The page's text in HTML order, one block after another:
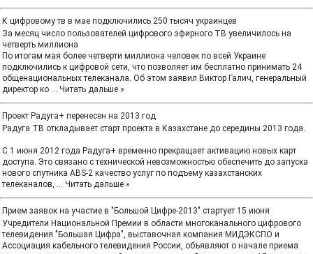
К цифровому тв в мае подключились 250 тысяч украинцев
За месяц число пользователей цифрового эфирного ТВ увеличилось на
четверть миллиона
По итогам мая более четверти миллиона человек по всей Украине
подключились к цифровой сети, что позволяет им бесплатно принимать 24
общенациональных телеканала. Об этом заявил Виктор Галич, генеральный
директор ко ... Читать дальше »
Проект Радуга+ перенесен на 2013 год
Радуга ТВ откладывает старт проекта в Казахстане до середины 2013 года.
С 1 июня 2012 года Радуга+ временно прекращает активацию новых карт
доступа. Это связано с технической невозможностью обеспечить до запуска
нового спутника ABS-2 качество услуг по подъему казахстанских
телеканалов, ... Читать дальше »
Прием заявок на участие в "Большой Цифре-2013" стартует 15 июня
Учредители Национальной Премии в области многоканального цифрового
телевидения "Большая Цифра", выставочная компания МИДЭКСПО и
Ассоциация кабельного телевидения России, объявляют о начале приема